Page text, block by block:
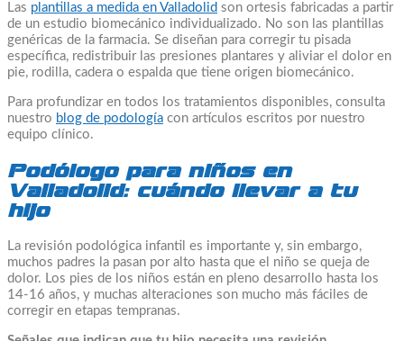
Las plantillas a medida en Valladolid son ortesis fabricadas a partir
de un estudio biomecánico individualizado. No son las plantillas
genéricas de la farmacia. Se diseñan para corregir tu pisada
específica, redistribuir las presiones plantares y aliviar el dolor en
pie, rodilla, cadera o espalda que tiene origen biomecánico.
Para profundizar en todos los tratamientos disponibles, consulta
nuestro blog de podología con artículos escritos por nuestro
equipo clínico.
Podólogo para niños en
Valladolid: cuándo llevar a tu
hijo
La revisión podológica infantil es importante y, sin embargo,
muchos padres la pasan por alto hasta que el niño se queja de
dolor. Los pies de los niños están en pleno desarrollo hasta los
14-16 años, y muchas alteraciones son mucho más fáciles de
corregir en etapas tempranas.